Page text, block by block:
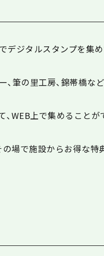
ジタルスタンプを集め
筆の里工房、錦帯橋な
WEB上で集めること
場で施設からお得な特